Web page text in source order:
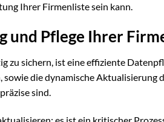
Ihrer Firmenliste sein kann.
und Pflege Ihrer
zu sichern, ist eine effiziente
die dynamische Aktualisierung
sind.